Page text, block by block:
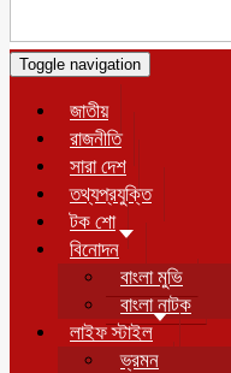
Toggle navigation
জাতীয়
রাজনীতি
সারা দেশ
তথ্যপ্রযুক্তি
টক শো
বিনোদন
বাংলা মুভি
বাংলা নাটক
লাইফ স্টাইল
ভ্রমন